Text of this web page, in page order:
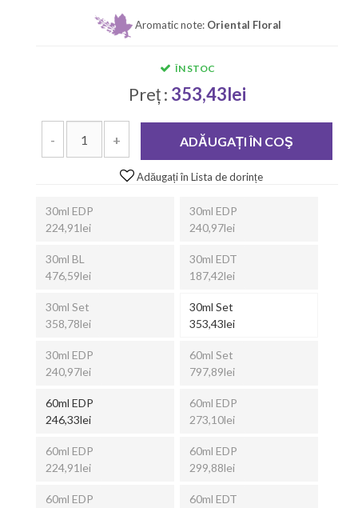
Aromatic note: Oriental Floral
ÎN STOC
Preț : 353,43lei
- + ADĂUGAȚI ÎN COŞ
Adăugați în Lista de dorințe
30ml EDP
224,91lei
30ml EDP
240,97lei
30ml BL
476,59lei
30ml EDT
187,42lei
30ml Set
358,78lei
30ml Set
353,43lei
30ml EDP
240,97lei
60ml Set
797,89lei
60ml EDP
246,33lei
60ml EDP
273,10lei
60ml EDP
224,91lei
60ml EDP
299,88lei
60ml EDP
60ml EDT